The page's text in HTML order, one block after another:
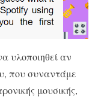
υλοποιηθεί αν
που συναντάμε
μουσικής,